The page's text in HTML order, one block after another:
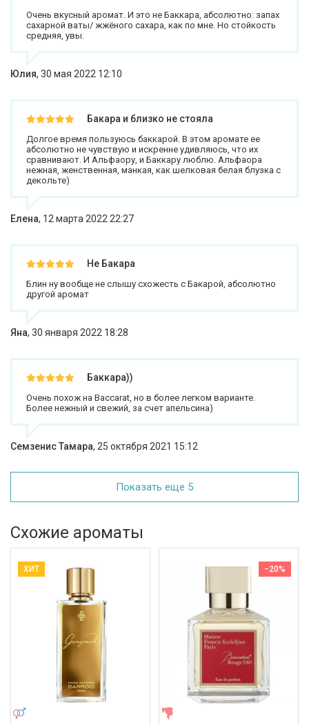
Очень вкусный аромат. И это не Баккара, абсолютно: запах
сахарной ваты/ жжёного сахара, как по мне. Но стойкость
средняя, увы.
Юлия, 30 мая 2022 12:10
Бакара и близко не стояла
Долгое время пользуюсь баккарой. В этом аромате ее
абсолютно не чувствую и искренне удивляюсь, что их
сравнивают. И Альфаору, и Баккару люблю. Альфаора
нежная, женственная, манкая, как шелковая белая блузка с
декольте)
Елена, 12 марта 2022 22:27
Не Бакара
Блин ну вообще не слышу схожесть с Бакарой, абсолютно
другой аромат
Яна, 30 января 2022 18:28
Баккара))
Очень похож на Baccarat, но в более легком варианте.
Более нежный и свежий, за счет апельсина)
Семзенис Тамара, 25 октября 2021 15:12
Показать еще 5
Схожие ароматы
ХИТ −20%